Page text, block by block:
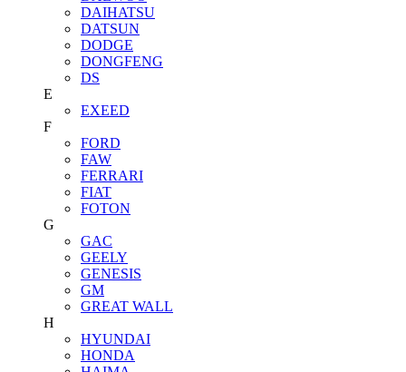
DAIHATSU
DATSUN
DODGE
DONGFENG
DS
E
EXEED
F
FORD
FAW
FERRARI
FIAT
FOTON
G
GAC
GEELY
GENESIS
GM
GREAT WALL
H
HYUNDAI
HONDA